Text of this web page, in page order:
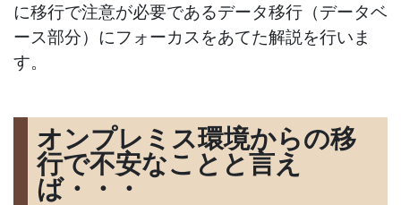
に移行で注意が必要であるデータ移行（データベ
ース部分）にフォーカスをあてた解説を行いま
す。
オンプレミス環境からの移
行で不安なことと言え
ば・・・